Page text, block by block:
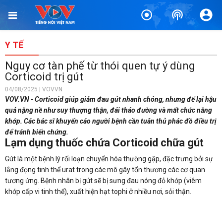
Y TẾ
Nguy cơ tàn phế từ thói quen tự ý dùng
Corticoid trị gút
04/08/2025 | VOVVN
VOV.VN - Corticoid giúp giảm đau gút nhanh chóng, nhưng để lại hậu
quả nặng nề như suy thượng thận, đái tháo đường và mất chức năng
khớp. Các bác sĩ khuyến cáo người bệnh cần tuân thủ phác đồ điều trị
để tránh biến chứng.
Lạm dụng thuốc chứa Corticoid chữa gút
Gút là một bệnh lý rối loạn chuyển hóa thường gặp, đặc trưng bởi sự
lắng đọng tinh thể urat trong các mô gây tổn thương các cơ quan
tương ứng. Bệnh nhân bị gút sẽ bị sưng đau nóng đỏ khớp (viêm
khớp cấp vi tinh thể), xuất hiện hạt tophi ở nhiều nơi, sỏi thận.